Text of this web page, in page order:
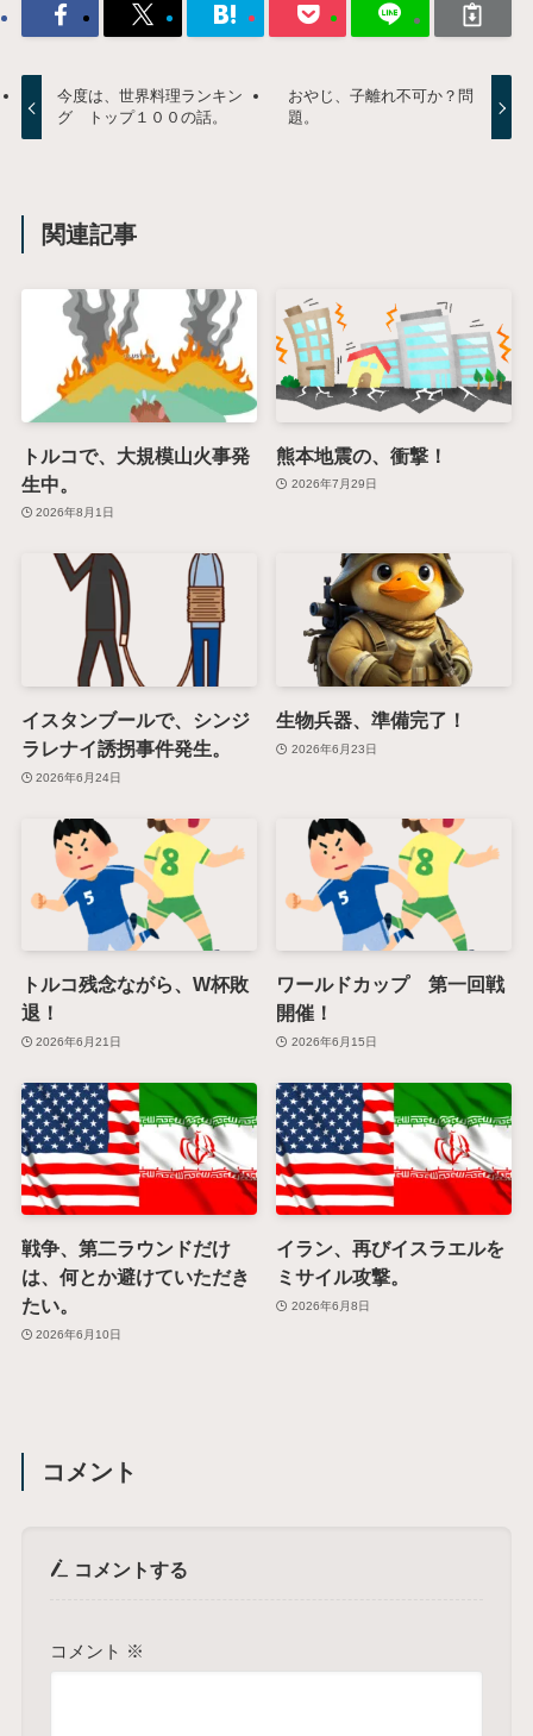
今度は、世界料理ランキン
グ トップ１００の話。
おやじ、子離れ不可か？問
題。
関連記事
トルコで、大規模山火事発
生中。
2026年8月1日
熊本地震の、衝撃！
2026年7月29日
イスタンブールで、シンジ
ラレナイ誘拐事件発生。
2026年6月24日
生物兵器、準備完了！
2026年6月23日
トルコ残念ながら、W杯敗
退！
2026年6月21日
ワールドカップ 第一回戦
開催！
2026年6月15日
戦争、第二ラウンドだけ
は、何とか避けていただき
たい。
2026年6月10日
イラン、再びイスラエルを
ミサイル攻撃。
2026年6月8日
コメント
コメントする
コメント ※